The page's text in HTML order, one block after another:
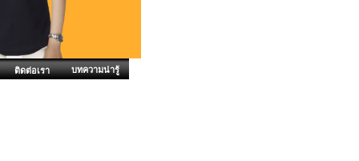
ติดต่อเรา บทความน่ารู้